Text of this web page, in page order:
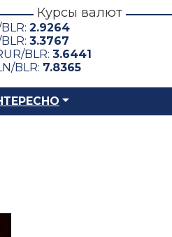
Курсы валют
2.9264
3.3767
BLR: 3.6441
BLR: 7.8365